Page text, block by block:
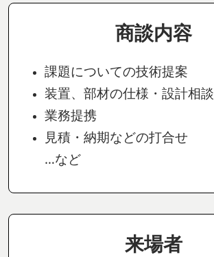
商談内容
課題についての技術提案
装置、部材の仕様・設計相談
業務提携
見積・納期などの打合せ
…など
来場者